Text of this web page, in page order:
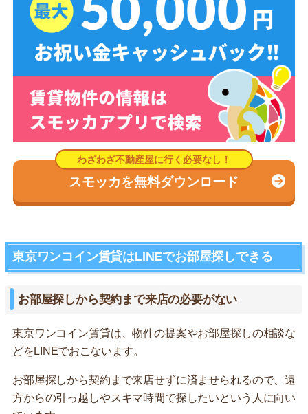
スモッカを無料ダウンロード
東京ワンコイン賃貸はLINEでお部屋探しできる
お部屋探しから契約まで来店の必要がない
東京ワンコイン賃貸は、物件の提案やお部屋探しの相談な
どをLINEでおこないます。
お部屋探しから契約まで来店せずに済ませられるので、遠
方からの引っ越しやスキマ時間で探したいという人に向い